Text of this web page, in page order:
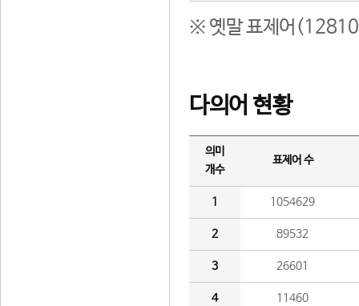
※ 옛말 표제어(12810
다의어 현황
의미
개수
표제어 수
1 1054629
2 89532
3 26601
4 11460